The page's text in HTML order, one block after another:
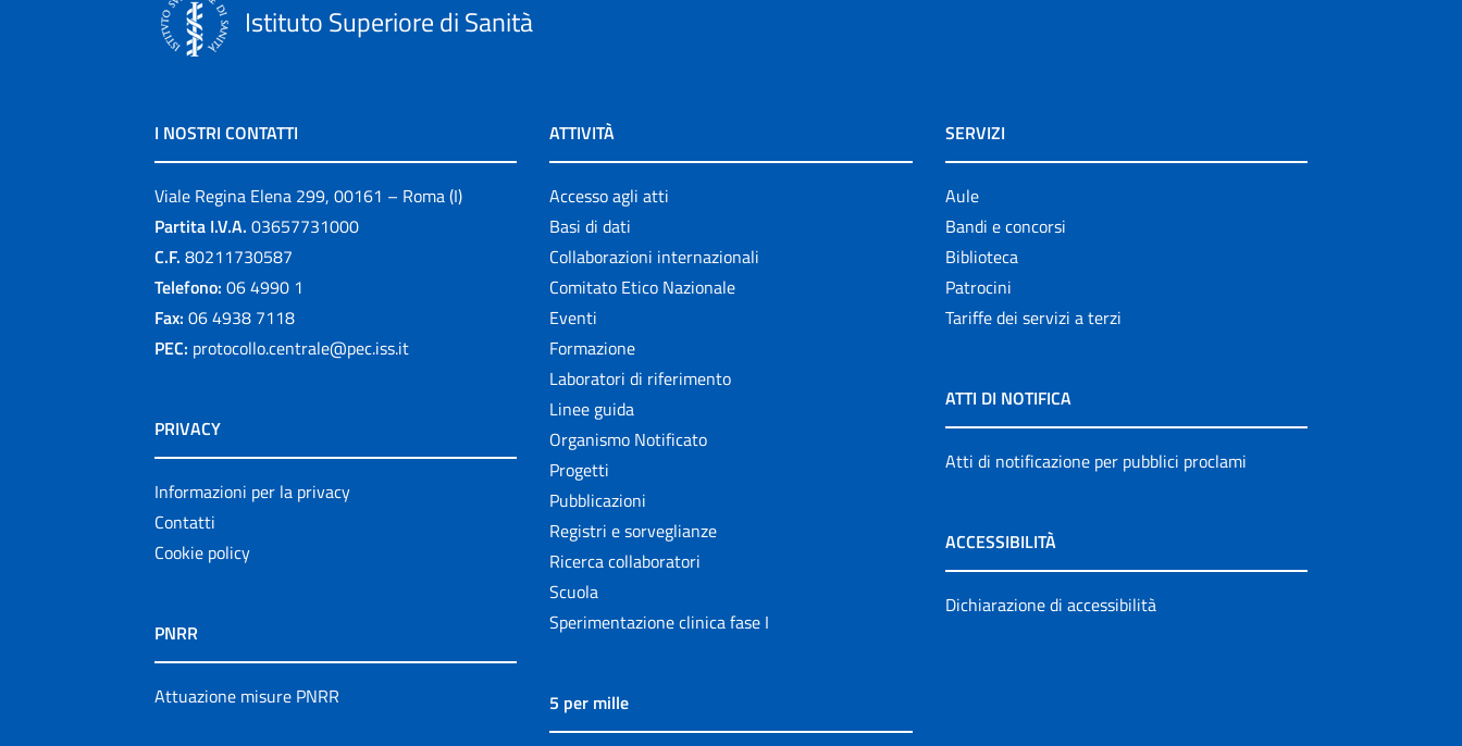
Istituto Superiore di Sanità
I NOSTRI CONTATTI
Viale Regina Elena 299, 00161 – Roma (I)
Partita I.V.A. 03657731000
C.F. 80211730587
Telefono: 06 4990 1
Fax: 06 4938 7118
PEC: protocollo.centrale@pec.iss.it
PRIVACY
Informazioni per la privacy
Contatti
Cookie policy
PNRR
Attuazione misure PNRR
ATTIVITÀ
Accesso agli atti
Basi di dati
Collaborazioni internazionali
Comitato Etico Nazionale
Eventi
Formazione
Laboratori di riferimento
Linee guida
Organismo Notificato
Progetti
Pubblicazioni
Registri e sorveglianze
Ricerca collaboratori
Scuola
Sperimentazione clinica fase I
5 per mille
SERVIZI
Aule
Bandi e concorsi
Biblioteca
Patrocini
Tariffe dei servizi a terzi
ATTI DI NOTIFICA
Atti di notificazione per pubblici proclami
ACCESSIBILITÀ
Dichiarazione di accessibilità